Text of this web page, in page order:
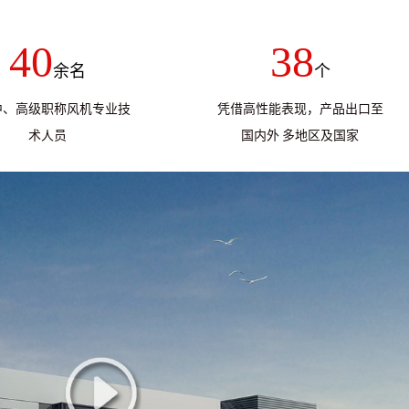
40余名
、高级职称风机专业技
术人员
38个
凭借高性能表现，产品出口至
国内外 多地区及国家